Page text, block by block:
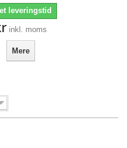
leveringstid
inkl. moms
Mere